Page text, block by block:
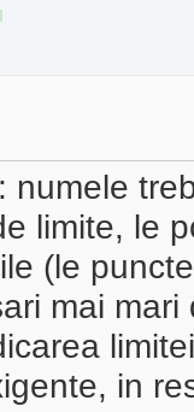
numele
limite, le
(le
mai
in